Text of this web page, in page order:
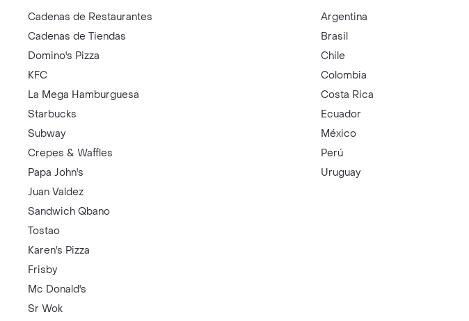
Cadenas de Restaurantes
Cadenas de Tiendas
Domino's Pizza
KFC
La Mega Hamburguesa
Starbucks
Subway
Crepes & Waffles
Papa John's
Juan Valdez
Sandwich Qbano
Tostao
Karen's Pizza
Frisby
Mc Donald's
Sr Wok
Argentina
Brasil
Chile
Colombia
Costa Rica
Ecuador
México
Perú
Uruguay